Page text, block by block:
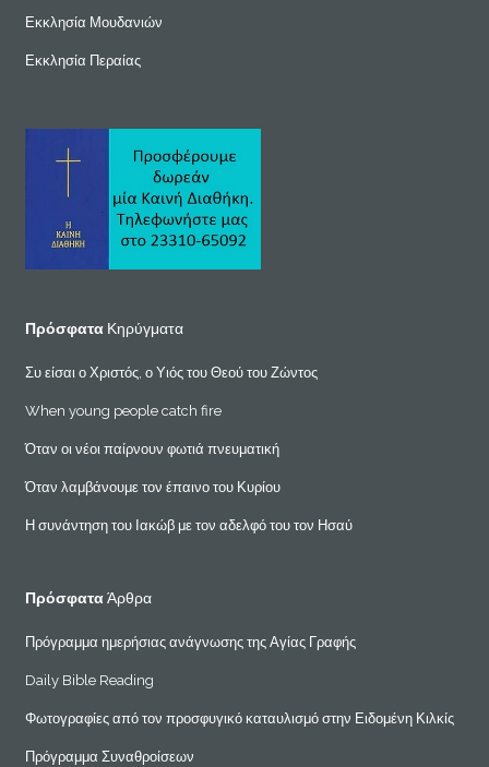
Εκκλησία Μουδανιών
Εκκλησία Περαίας
Πρόσφατα Κηρύγματα
Συ είσαι ο Χριστός, ο Υιός του Θεού του Ζώντος
When young people catch fire
Όταν οι νέοι παίρνουν φωτιά πνευματική
Όταν λαμβάνουμε τον έπαινο του Κυρίου
Η συνάντηση του Ιακώβ με τον αδελφό του τον Ησαύ
ΠρόσφαταΆρθρα
Πρόγραμμα ημερήσιας ανάγνωσης της Αγίας Γραφής
Daily Bible Reading
Φωτογραφίες από τον προσφυγικό καταυλισμό στην Ειδομένη Κιλκίς
Πρόγραμμα Συναθροίσεων